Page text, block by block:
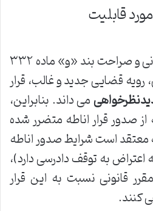
قابلیت
با توجه به اصلاحات قانونی و صراحت بند «و» ماده ۳۳۲
رویه قضایی جدید و غالب، قرار
می داند. بنابراین،
صدور قرار اناطه متضرر شده
معتقد است شرایط صدور اناطه
اعتراض به توقف دادرسی دارد)،
قانونی نسبت به این قرار
کنند.